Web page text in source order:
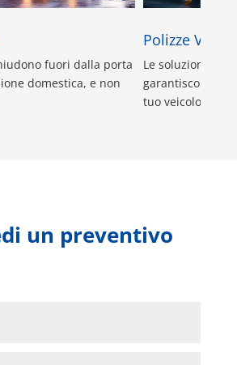
fuori dalla porta
domestica, e non
Polizze
Le soluzioni di
garantiscono la
tuo veicolo o
un preventivo